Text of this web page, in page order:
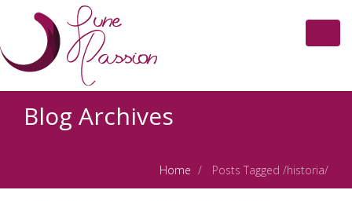
Blog Archives
Home Posts Tagged /historia/